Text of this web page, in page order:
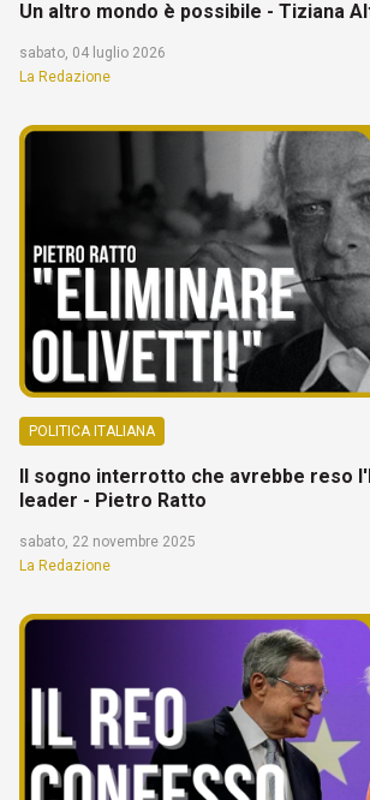
Un altro mondo è possibile - Tiziana
sabato, 04 luglio 2026
La Redazione
POLITICA ITALIANA
Il sogno interrotto che avrebbe reso
leader - Pietro Ratto
sabato, 22 novembre 2025
La Redazione